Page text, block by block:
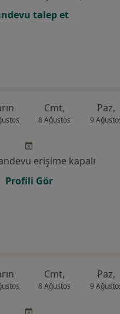
talep et
Cmt,
8 Ağustos
Paz,
9
erişime kapalı
Profili Gör
Cmt,
8 Ağustos
Paz,
9